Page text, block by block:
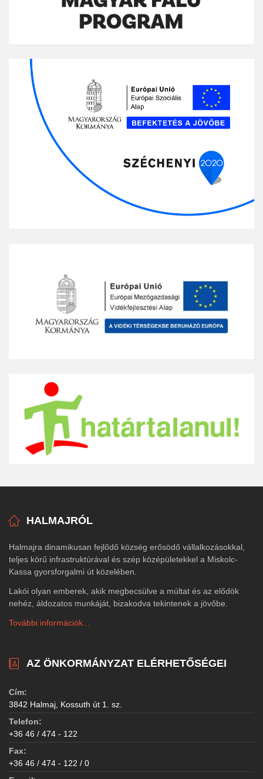
HALMAJRÓL
Halmajra dinamikusan fejlődő község erősödő vállalkozásokkal,
teljes körű infrastruktúrával és szép középületekkel a Miskolc-
Kassa gyorsforgalmi út közelében.
Lakói olyan emberek, akik megbecsülve a múltat és az elődök
nehéz, áldozatos munkáját, bizakodva tekintenek a jövőbe.
További információk...
AZ ÖNKORMÁNYZAT ELÉRHETŐSÉGEI
Cím:
3842 Halmaj, Kossuth út 1. sz.
Telefon:
+36 46 / 474 - 122
Fax:
+36 46 / 474 - 122 / 0